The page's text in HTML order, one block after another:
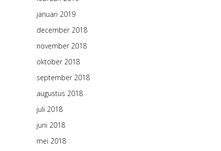
januari 2019
december 2018
november 2018
oktober 2018
september 2018
augustus 2018
juli 2018
juni 2018
mei 2018